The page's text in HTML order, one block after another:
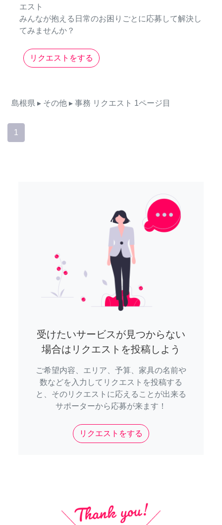
エスト
みんなが抱える日常のお困りごとに応募して解決し
てみませんか？
リクエストをする
島根県 ▸ その他 ▸ 事務 リクエスト 1ページ目
1
受けたいサービスが見つからない
場合はリクエストを投稿しよう
ご希望内容、エリア、予算、家具の名前や
数などを入力してリクエストを投稿する
と、そのリクエストに応えることが出来る
サポーターから応募が来ます！
リクエストをする